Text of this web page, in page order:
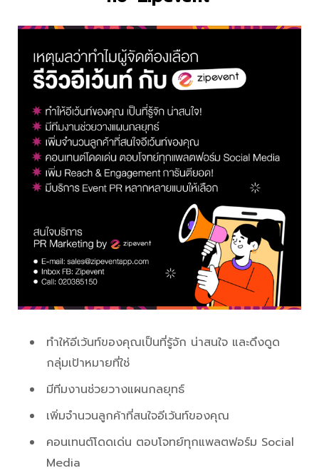
ทำให้อีเว้นท์ของคุณเป็นที่รู้จัก น่าสนใจ และดึงดูด
กลุ่มเป้าหมายที่ใช่
มีทีมงานช่วยวางแผนกลยุทธ์
เพิ่มจำนวนลูกค้าที่สนใจอีเว้นท์ของคุณ
คอนเทนต์โดดเด่น ตอบโจทย์ทุกแพลตฟอร์ม Social
Media